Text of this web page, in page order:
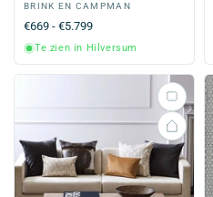
Verkoper:
BRINK EN CAMPMAN
Normale
prijs
€669 - €5.799
Te zien in Hilversum